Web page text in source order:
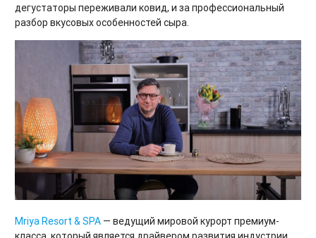
дегустаторы переживали ковид, и за профессиональный
разбор вкусовых особенностей сыра.
Mriya Resort & SPA — ведущий мировой курорт премиум-